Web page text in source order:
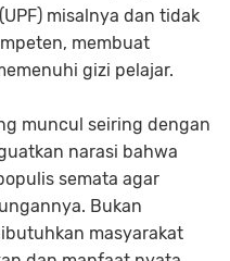
misalnya dan tidak
membuat
gizi pelajar.
muncul seiring dengan
narasi bahwa
semata agar
Bukan
masyarakat